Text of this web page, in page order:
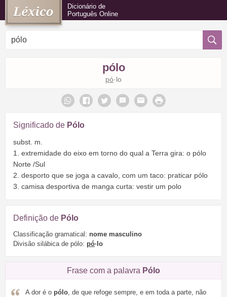
Dicionário de
Português Online
pólo
pó·lo
Significado de Pólo
subst. m.
1. extremidade do eixo em torno do qual a Terra gira: o pólo
Norte /Sul
2. desporto que se joga a cavalo, com um taco: praticar pólo
3. camisa desportiva de manga curta: vestir um polo
Definição de Pólo
Classificação gramatical: nome masculino
Divisão silábica de pólo: pó·lo
Frase com a palavra Pólo
A dor é o pólo , de que refoge sempre, e em toda a parte, não